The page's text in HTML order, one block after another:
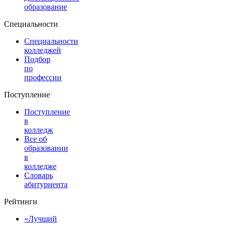
образование
Специальности
Специальности
колледжей
Подбор
по
профессии
Поступление
Поступление
в
колледж
Все об
образовании
в
колледже
Словарь
абитуриента
Рейтинги
«Лучший